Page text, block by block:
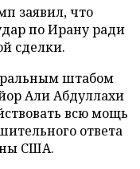
заявил, что
по Ирану ради
сделки.
штабом
Али Абдуллахи
всю мощь
ответа
США.